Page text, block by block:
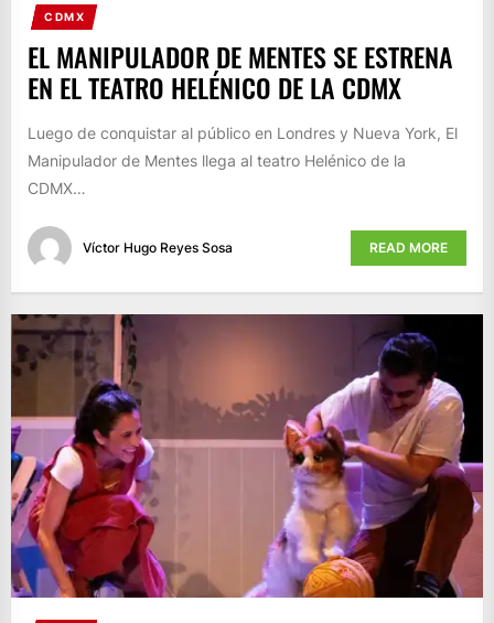
CDMX
EL MANIPULADOR DE MENTES SE ESTRENA
EN EL TEATRO HELÉNICO DE LA CDMX
Luego de conquistar al público en Londres y Nueva York, El
Manipulador de Mentes llega al teatro Helénico de la
CDMX…
Víctor Hugo Reyes Sosa READ MORE